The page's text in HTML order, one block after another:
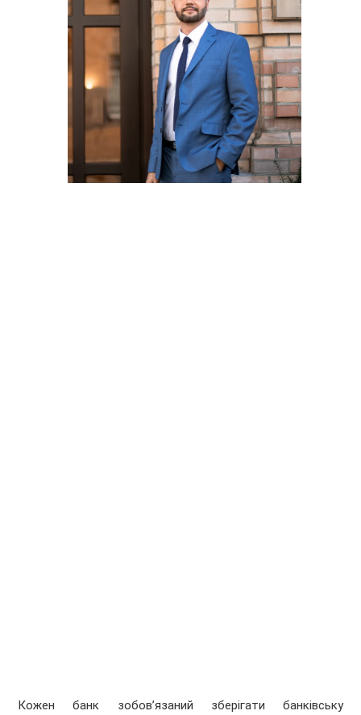
Кожен банк зобов’язаний зберігати банківську